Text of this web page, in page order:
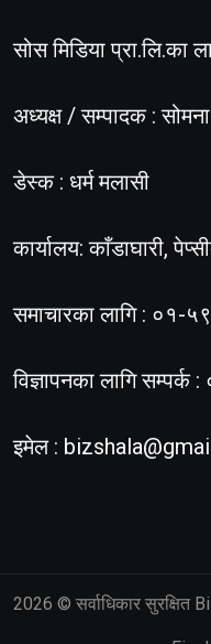
सोस मिडिया प्रा.लि.का
अध्यक्ष / सम्पादक :
डेस्क : धर्म मलासी
कार्यालय: काँडाघारी,
समाचारका लागि :
विज्ञापनका लागि
इमेल :
2026 © सर्वाधिकार सुरक्षित